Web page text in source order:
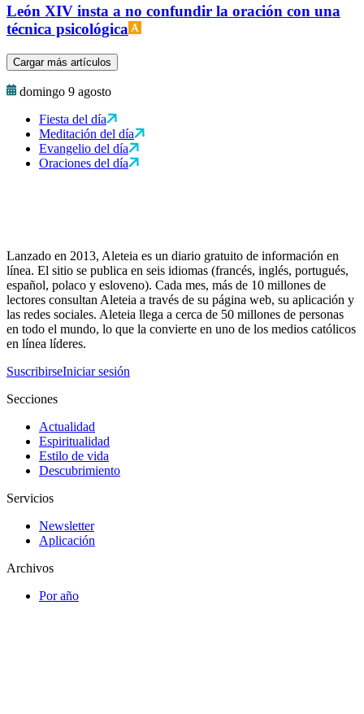
León XIV insta a no confundir la oración con una
técnica psicológica
Cargar más artículos
domingo 9 agosto
Fiesta del día
Meditación del día
Evangelio del día
Oraciones del día
Lanzado en 2013, Aleteia es un diario gratuito de información en
línea. El sitio se publica en seis idiomas (francés, inglés, portugués,
español, polaco y esloveno). Cada mes, más de 10 millones de
lectores consultan Aleteia a través de su página web, su aplicación y
las redes sociales. Aleteia llega a cerca de 50 millones de personas
en todo el mundo, lo que la convierte en uno de los medios católicos
en línea líderes.
SuscribirseIniciar sesión
Secciones
Actualidad
Espiritualidad
Estilo de vida
Descubrimiento
Servicios
Newsletter
Aplicación
Archivos
Por año